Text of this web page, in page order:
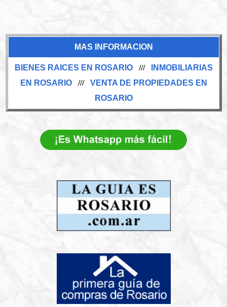
MAS INFORMACION
BIENES RAICES EN ROSARIO///
INMOBILIARIAS
EN ROSARIO/// VENTA DE PROPIEDADES EN
ROSARIO